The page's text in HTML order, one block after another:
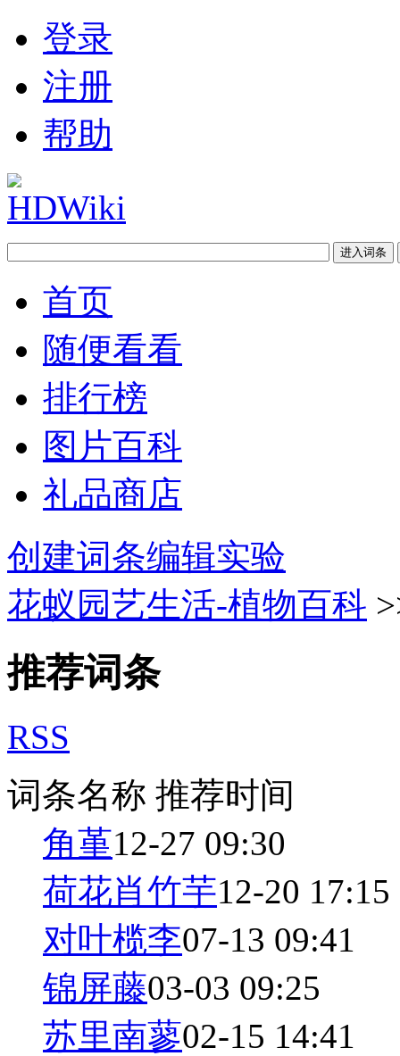
登录
注册
帮助
首页
随便看看
排行榜
图片百科
礼品商店
创建词条编辑实验
花蚁园艺生活-植物百科
推荐词条
RSS
词条名称 推荐时间
角堇12-27 09:30
荷花肖竹芋12-20 17:15
对叶榄李07-13 09:41
锦屏藤03-03 09:25
苏里南蓼02-15 14:41